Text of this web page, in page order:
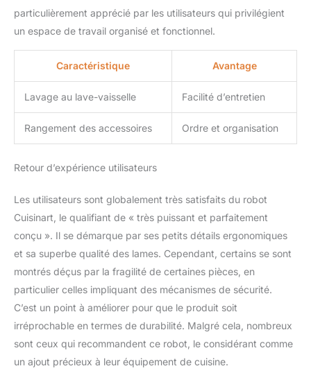
découper, disque à
découper. Disque à
découper, disque à
couper en rubans et
disque à couper les
spaghettis - pour obtenir
la texture parfaite, qu'il
s'agisse d'un hachis fin
ou d'un hachis grossier.
DE LA CUISINE QUI FAIT
DES REPAS UN PLAISIR :
Votre solution
polyvalente, puissante et
durable, conçue pour
durer et simplifier la
préparation des repas en
cuisine, comme la spirale
rapide et les dés
uniformes. EXPLOREZ LA
CUISSON CRÉATIVE AU
QUOTIDIEN : le livre de
recettes inclus est rempli
particulièrement apprécié par les utilisateurs qui privilégient
un espace de travail organisé et fonctionnel.
Caractéristique Avantage
Lavage au lave-vaisselle Facilité d’entretien
Rangement des accessoires Ordre et organisation
Retour d’expérience utilisateurs
Les utilisateurs sont globalement très satisfaits du robot
Cuisinart, le qualifiant de « très puissant et parfaitement
conçu ». Il se démarque par ses petits détails ergonomiques
et sa superbe qualité des lames. Cependant, certains se sont
montrés déçus par la fragilité de certaines pièces, en
particulier celles impliquant des mécanismes de sécurité.
C’est un point à améliorer pour que le produit soit
irréprochable en termes de durabilité. Malgré cela, nombreux
sont ceux qui recommandent ce robot, le considérant comme
un ajout précieux à leur équipement de cuisine.